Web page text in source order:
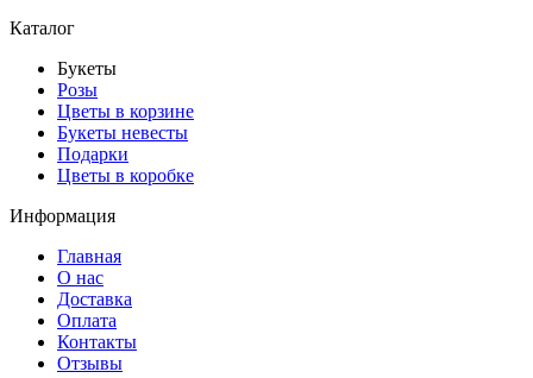
Каталог
Букеты
Розы
Цветы в корзине
Букеты невесты
Подарки
Цветы в коробке
Информация
Главная
О нас
Доставка
Оплата
Контакты
Отзывы